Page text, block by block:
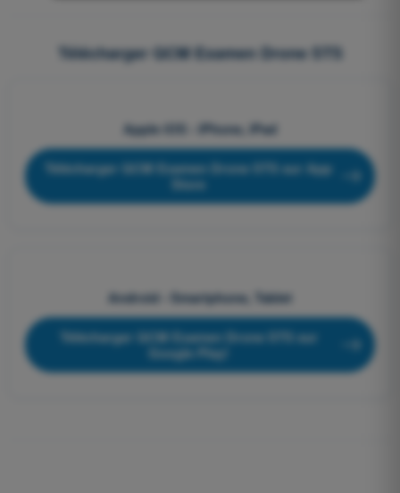
Télécharger QCM Examen Drone STS
Apple iOS - iPhone, iPad
Télécharger QCM Examen Drone STS sur App
Store
Android - Smartphone, Tablet
Télécharger QCM Examen Drone STS sur
Google Play!